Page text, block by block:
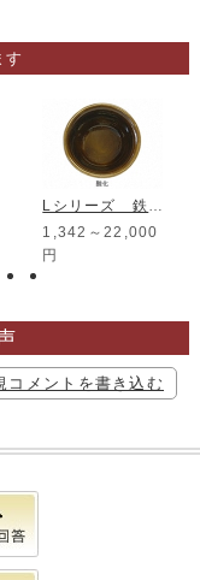
す
Lシリーズ 鉄あめ窯変釉
1,342～22,000
円
コメントを書き込む